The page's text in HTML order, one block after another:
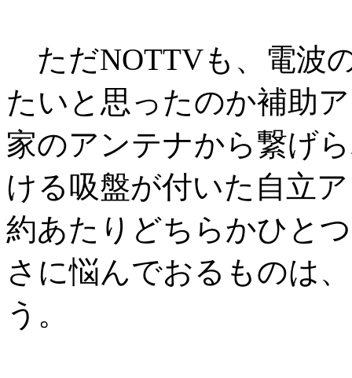
ただNOTTVも、電波
たいと思ったのか補助
家のアンテナから繋げ
ける吸盤が付いた自立
約あたりどちらかひと
さに悩んでおるものは
う。